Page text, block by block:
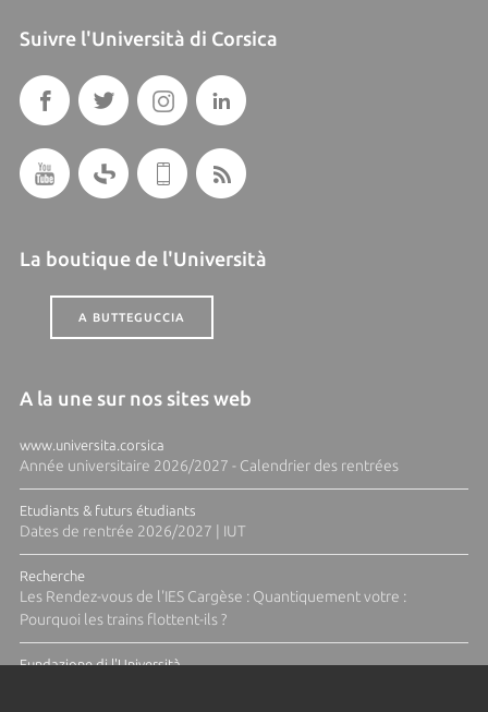
Suivre l'Università di Corsica
La boutique de l'Università
A BUTTEGUCCIA
A la une sur nos sites web
www.universita.corsica
Année universitaire 2026/2027 - Calendrier des rentrées
Etudiants & futurs étudiants
Dates de rentrée 2026/2027 | IUT
Recherche
Les Rendez-vous de l'IES Cargèse : Quantiquement votre :
Pourquoi les trains flottent-ils ?
Fundazione di l'Università